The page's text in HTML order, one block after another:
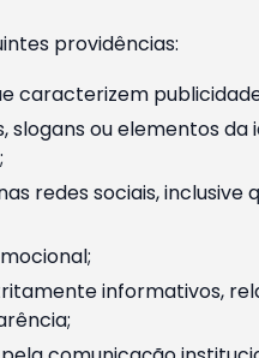
providências:
caracterizem
ou elementos da
redes sociais, inclusive
informativos,